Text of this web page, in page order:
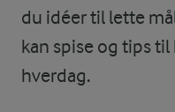
du idéer til lette
kan spise og tips
hverdag.